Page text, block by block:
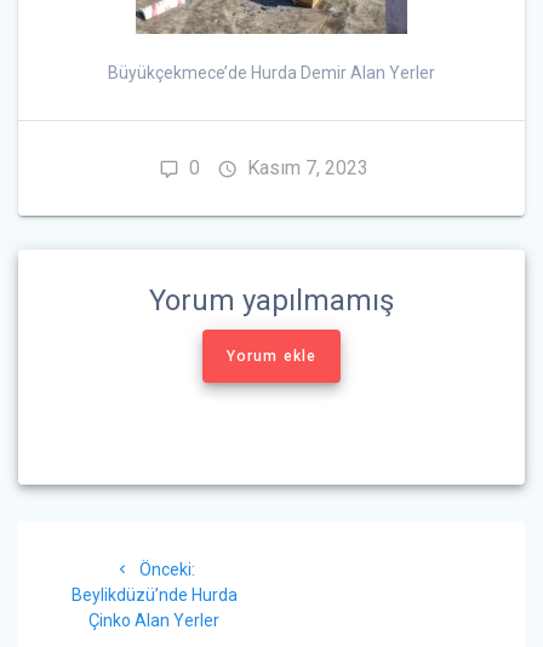
Büyükçekmece’de Hurda Demir Alan Yerler
0 Kasım 7, 2023
Yorum yapılmamış
Yorum ekle
gezinmesi
Önceki:Önceki
yazı:
Beylikdüzü’nde Hurda
Çinko Alan Yerler